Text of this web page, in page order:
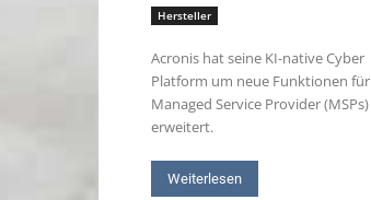
Hersteller
Acronis hat seine KI-native Cyber
Platform um neue Funktionen für
Managed Service Provider (MSPs)
erweitert.
Weiterlesen